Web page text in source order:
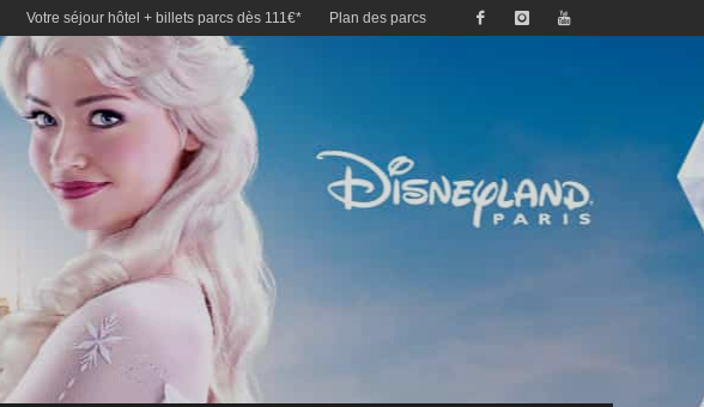
Votre séjour hôtel + billets parcs dès 111€* Plan des parcs